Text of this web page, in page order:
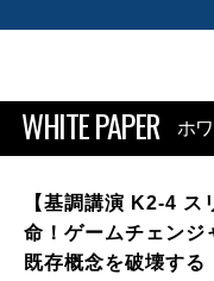
WHITE PAPER ホ
【基調講演 K2-4 ス
命！ゲームチェンジ
既存概念を破壊す